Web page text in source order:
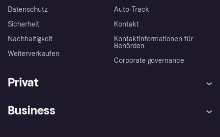
Datenschutz
Sicherheit
Nachhaltigkeit
Weiterverkaufen
Auto-Track
Kontakt
Kontaktinformationen für
Behörden
Corporate governance
Privat
Business